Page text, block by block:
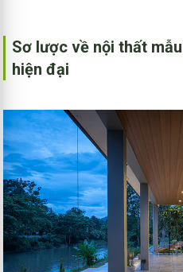
Sơ lược về nội thất
hiện đại